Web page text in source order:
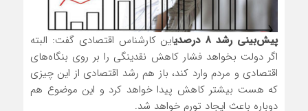
پیش‌بینی رشد ۸ درصدی
این کارشناس اقتصادی گفت: البته
اگر دولت بخواهد فشار کاهش نقدینگی را بر روی بنگاه‌های
اقتصادی و مردم وارد کند، باز هم رشد اقتصادی از این چیزی
که هست بیشتر کاهش پیدا خواهد کرد و این موضوع هم
دوباره باعث ایجاد تورم خواهد شد.